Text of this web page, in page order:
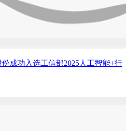
成功入选工信部2025人工智能+行